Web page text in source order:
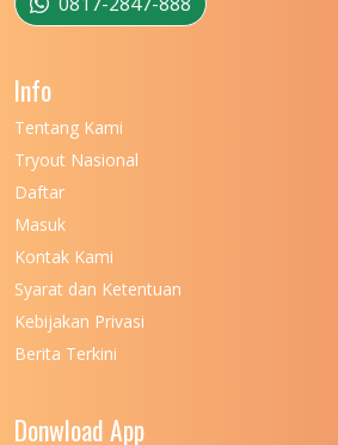
Info
Tentang Kami
Tryout Nasional
Daftar
Masuk
Kontak Kami
Syarat dan Ketentuan
Kebijakan Privasi
Berita Terkini
Donwload App